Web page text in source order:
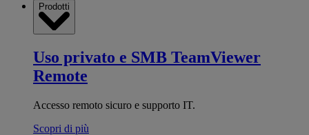
Prodotti
Uso privato e SMB TeamViewer
Remote
Accesso remoto sicuro e supporto IT.
Scopri di più